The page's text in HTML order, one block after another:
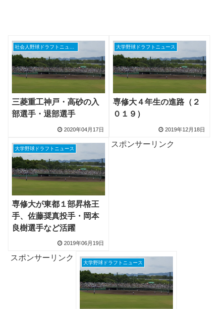
三菱重工神戸・高砂の入
部選手・退部選手
2020年04月17日
大学野球ドラフトニュース
専修大４年生の進路（２
０１９）
2019年12月18日
大学野球ドラフトニュース
専修大が東都１部昇格王
手、佐藤奨真投手・岡本
良樹選手など活躍
2019年06月19日
スポンサーリンク
スポンサーリンク
大学野球ドラフトニュース